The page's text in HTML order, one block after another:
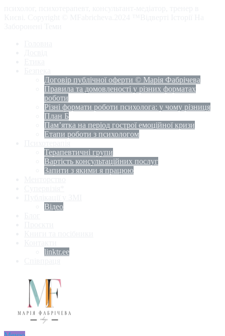
Договір публічної оферти © Марія Фабрічева
Правила та домовленості у різних форматах
роботи
Різні формати роботи психолога: у чому різниця
План Б
Пам’ятка на період гострої емоційної кризи
Етапи роботи з психологом
Терапевтичні групи
Вартість консультаційних послуг
Запити з якими я працюю
Відео
linktr.ee